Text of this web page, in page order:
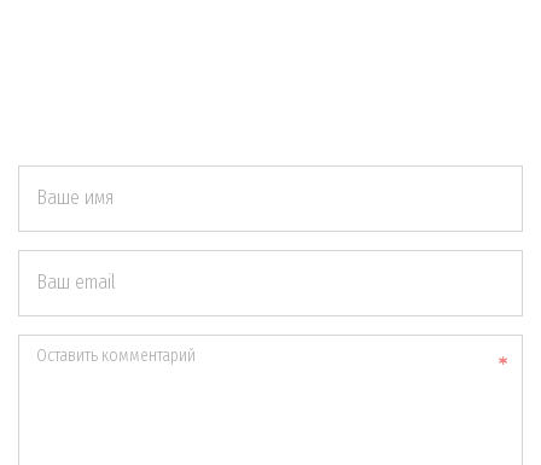
Ваше имя
Ваш email
Оставить комментарий